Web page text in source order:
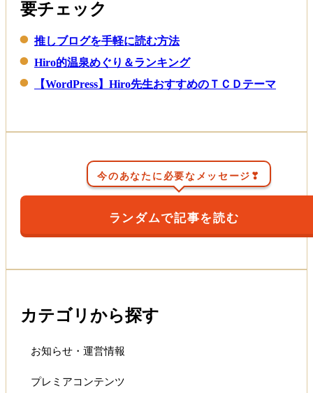
要チェック
推しブログを手軽に読む方法
Hiro的温泉めぐり＆ランキング
【WordPress】Hiro先生おすすめのＴＣＤテーマ
今のあなたに必要なメッセージ❣
ランダムで記事を読む
カテゴリから探す
お知らせ・運営情報
プレミアコンテンツ